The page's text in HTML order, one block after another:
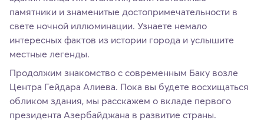
памятники и знаменитые достопримечательности в
свете ночной иллюминации. Узнаете немало
интересных фактов из истории города и услышите
местные легенды.
Продолжим знакомство с современным Баку возле
Центра Гейдара Алиева. Пока вы будете восхищаться
обликом здания, мы расскажем о вкладе первого
президента Азербайджана в развитие страны.